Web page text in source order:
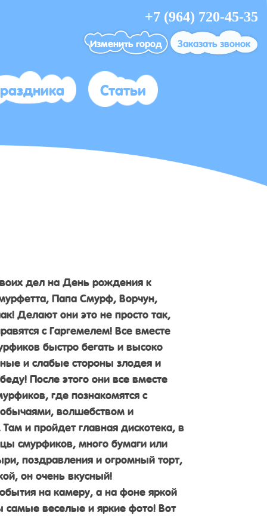
+7 (964) 720-45-35
Изменить город Заказать звонок
Статьи
дел на День рождения к
Папа Смурф, Ворчун,
Делают они это не просто так,
с Гаргемелем! Все вместе
быстро бегать и высоко
и слабые стороны злодея и
После этого они все вместе
где познакомятся с
волшебством и
и пройдет главная дискотека, в
смурфиков, много бумаги или
поздравления и огромный торт,
он очень вкусный!
на камеру, а на фоне яркой
веселые и яркие фото! Вот